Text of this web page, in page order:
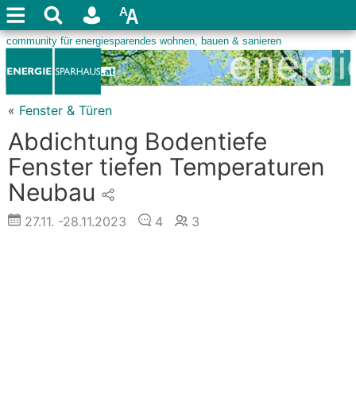
« Fenster & Türen
Abdichtung Bodentiefe
Fenster tiefen Temperaturen
Neubau
27.11. -28.11.2023 4 3